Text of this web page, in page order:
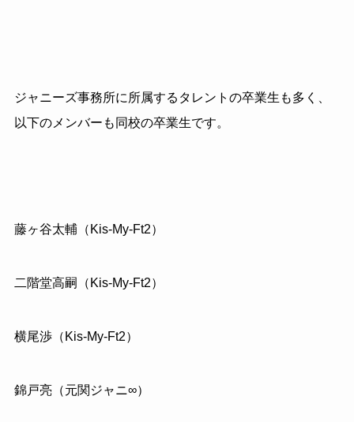
ジャニーズ事務所に所属するタレントの卒業生も多く、
以下のメンバーも同校の卒業生です。
藤ヶ谷太輔（Kis-My-Ft2）
二階堂高嗣（Kis-My-Ft2）
横尾渉（Kis-My-Ft2）
錦戸亮（元関ジャニ∞）